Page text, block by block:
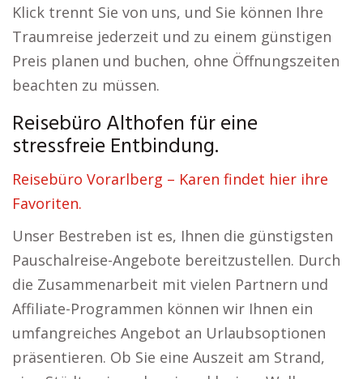
Klick trennt Sie von uns, und Sie können Ihre
Traumreise jederzeit und zu einem günstigen
Preis planen und buchen, ohne Öffnungszeiten
beachten zu müssen.
Reisebüro Althofen für eine
stressfreie Entbindung.
Reisebüro Vorarlberg – Karen findet hier ihre
Favoriten.
Unser Bestreben ist es, Ihnen die günstigsten
Pauschalreise-Angebote bereitzustellen. Durch
die Zusammenarbeit mit vielen Partnern und
Affiliate-Programmen können wir Ihnen ein
umfangreiches Angebot an Urlaubsoptionen
präsentieren. Ob Sie eine Auszeit am Strand,